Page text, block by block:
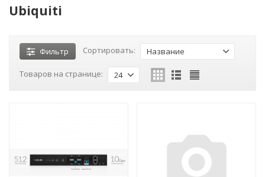
Ubiquiti
Фильтр Сортировать: Название
Товаров на странице: 24